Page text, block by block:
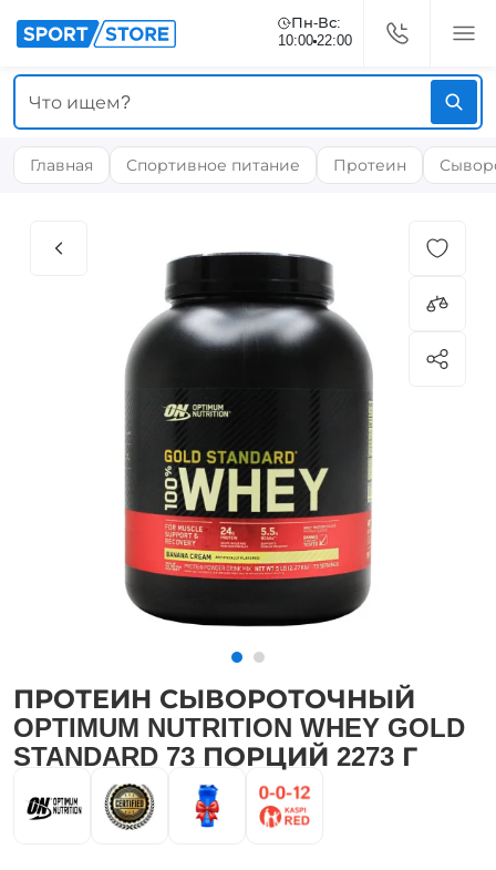
Пн-Вс:
10:00 22:00
Главная Спортивное питание Протеин
ПРОТЕИН СЫВОРОТОЧНЫЙ
OPTIMUM NUTRITION WHEY GOLD
STANDARD 73 ПОРЦИЙ 2273 Г